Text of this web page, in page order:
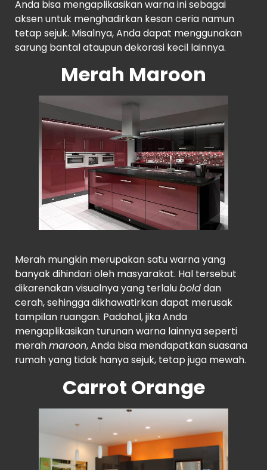
Anda bisa mengaplikasikan warna ini sebagai
aksen untuk menghadirkan kesan ceria namun
tetap sejuk. Misalnya, Anda dapat menggunakan
sarung bantal ataupun dekorasi kecil lainnya.
Merah Maroon
Merah mungkin merupakan satu warna yang
banyak dihindari oleh masyarakat. Hal tersebut
dikarenakan visualnya yang terlalubolddan
cerah, sehingga dikhawatirkan dapat merusak
tampilan ruangan. Padahal, jika Anda
mengaplikasikan turunan warna lainnya seperti
merahmaroon, Anda bisa mendapatkan suasana
rumah yang tidak hanya sejuk, tetap juga mewah.
Carrot Orange